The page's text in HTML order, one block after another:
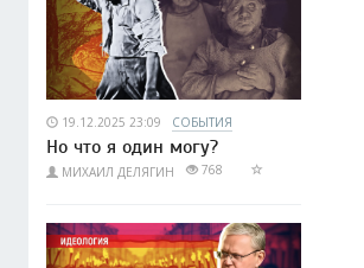
19.12.2025 23:09 СОБЫТИЯ
Но что я один могу?
МИХАИЛ ДЕЛЯГИН 768